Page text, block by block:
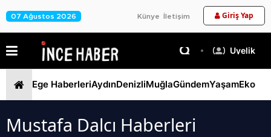
07 Ağustos 2026 Künye İletişim Giriş Yap
Üyelik
Ege HaberleriAydınDenizliMuğlaGündemYaşam
Mustafa Dalcı Haberleri